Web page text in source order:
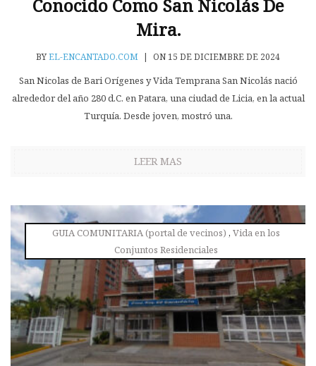
Conocido Como San Nicolás De
Mira.
BYEL-ENCANTADO.COM ON 15 DE DICIEMBRE DE 2024
San Nicolas de Bari Orígenes y Vida Temprana San Nicolás nació
alrededor del año 280 d.C. en Patara, una ciudad de Licia, en la actual
Turquía. Desde joven, mostró una.
LEER MAS
GUIA COMUNITARIA (portal de vecinos) , Vida en los
Conjuntos Residenciales